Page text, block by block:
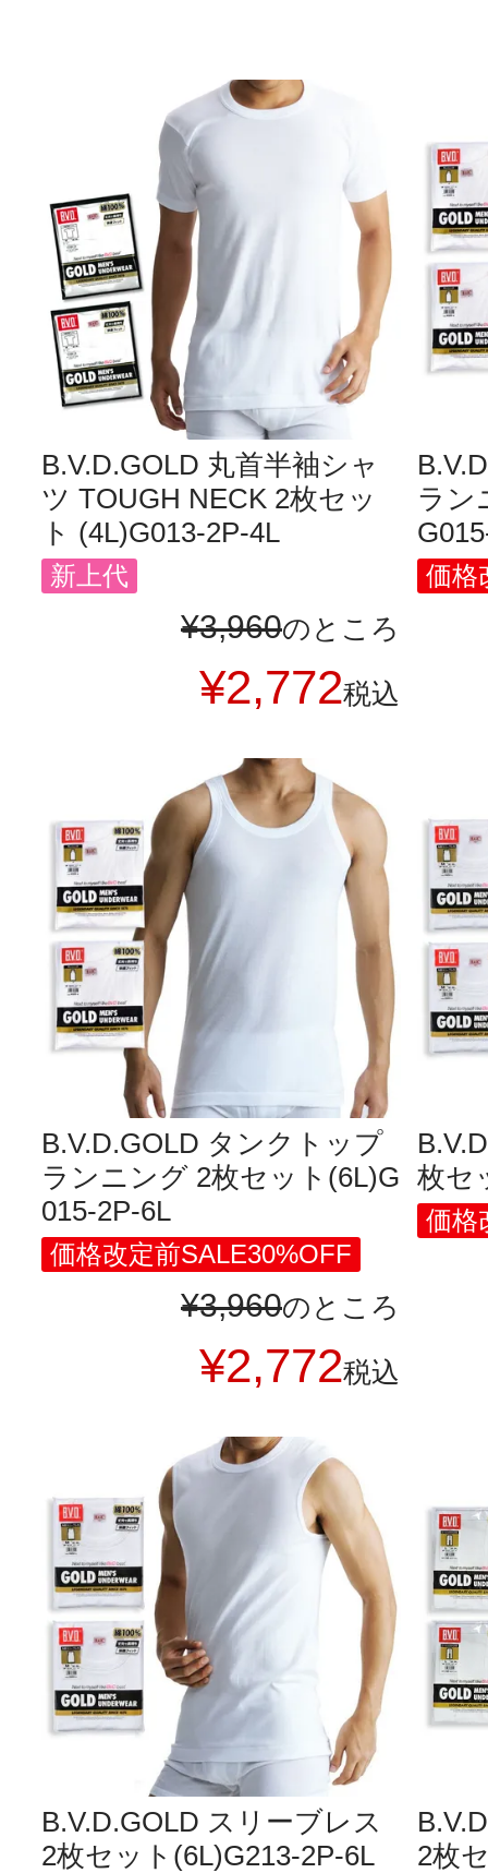
B.V.D.GOLD 丸首半袖シャ
ツ TOUGH NECK 2枚セッ
ト (4L)G013-2P-4L
新上代
¥3,960のところ
¥2,772税込
ラン
価格
B.V.D.GOLD タンクトップ
ランニング 2枚セット(6L)G
015-2P-6L
価格改定前SALE30%OFF
¥3,960のところ
¥2,772税込
枚セ
価格
B.V.D.GOLD スリーブレス
2枚セット(6L)G213-2P-6L
2枚